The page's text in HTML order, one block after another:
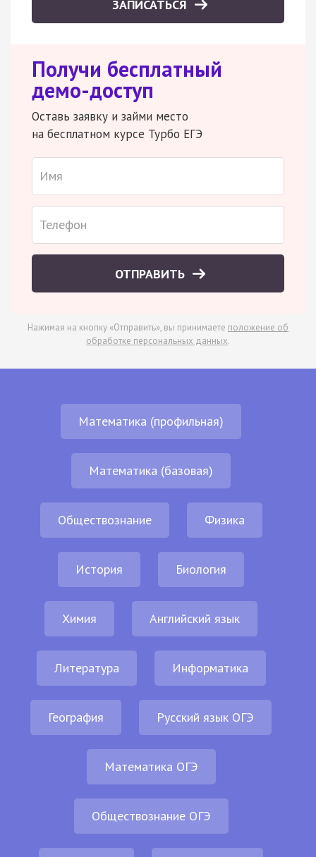
ЗАПИСАТЬСЯ
Получи бесплатный
демо-доступ
Оставь заявку и займи место
на бесплатном курсе Турбо ЕГЭ
ОТПРАВИТЬ
Нажимая на кнопку «Отправить», вы принимаете положение об
обработке персональных данных.
Математика (профильная)
Математика (базовая)
Обществознание Физика
История Биология
Химия Английский язык
Литература Информатика
География Русский язык ОГЭ
Математика ОГЭ
Обществознание ОГЭ